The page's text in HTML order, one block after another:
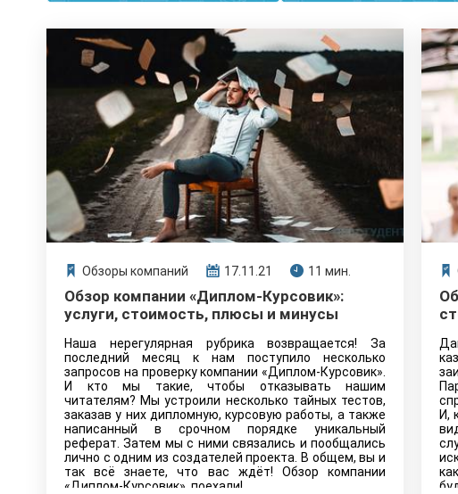
Обзоры компаний 17.11.21 11 мин.
Обзор компании «Диплом-Курсовик»:
услуги, стоимость, плюсы и минусы
Наша нерегулярная рубрика возвращается! За
последний месяц к нам поступило несколько
запросов на проверку компании «Диплом-Курсовик».
И кто мы такие, чтобы отказывать нашим
читателям? Мы устроили несколько тайных тестов,
заказав у них дипломную, курсовую работы, а также
написанный в срочном порядке уникальный
реферат. Затем мы с ними связались и пообщались
лично с одним из создателей проекта. В общем, вы и
так всё знаете, что вас ждёт! Обзор компании
«Диплом-Курсовик», поехали!
И,